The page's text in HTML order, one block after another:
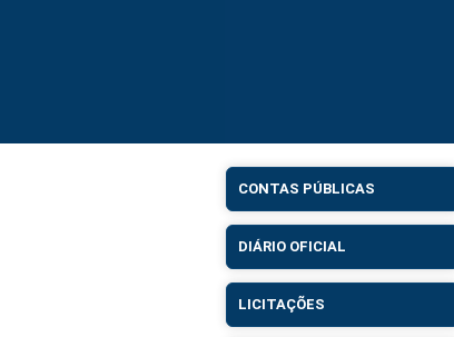
CONTAS PÚBLICAS
DIÁRIO OFICIAL
LICITAÇÕES